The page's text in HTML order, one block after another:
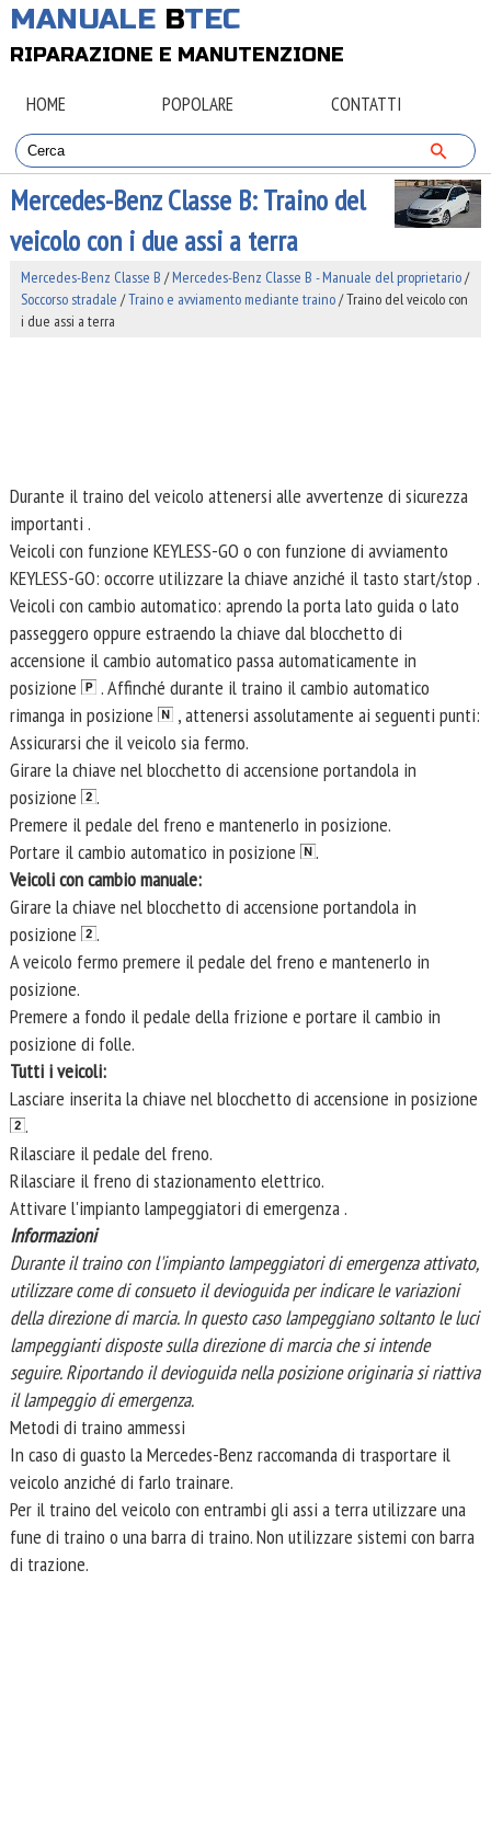
MANUALE BTEC
RIPARAZIONE E MANUTENZIONE
HOME POPOLARE CONTATTI
Mercedes-Benz Classe B: Traino del
veicolo con i due assi a terra
Mercedes-Benz Classe B /Mercedes-Benz Classe B - Manuale del proprietario/
Soccorso stradale /Traino e avviamento mediante traino/ Traino del veicolo con
i due assi a terra
Durante il traino del veicolo attenersi alle avvertenze di sicurezza
importanti .
Veicoli con funzione KEYLESS-GO o con funzione di avviamento
KEYLESS-GO: occorre utilizzare la chiave anziché il tasto start/stop .
Veicoli con cambio automatico: aprendo la porta lato guida o lato
passeggero oppure estraendo la chiave dal blocchetto di
accensione il cambio automatico passa automaticamente in
posizione
. Affinché durante il traino il cambio automatico
rimanga in posizione
, attenersi assolutamente ai seguenti punti:
Assicurarsi che il veicolo sia fermo.
Girare la chiave nel blocchetto di accensione portandola in
posizione
.
Premere il pedale del freno e mantenerlo in posizione.
Portare il cambio automatico in posizione
.
Veicoli con cambio manuale:
Girare la chiave nel blocchetto di accensione portandola in
posizione
.
A veicolo fermo premere il pedale del freno e mantenerlo in
posizione.
Premere a fondo il pedale della frizione e portare il cambio in
posizione di folle.
Tutti i veicoli:
Lasciare inserita la chiave nel blocchetto di accensione in posizione
.
Rilasciare il pedale del freno.
Rilasciare il freno di stazionamento elettrico.
Attivare l'impianto lampeggiatori di emergenza .
Informazioni
Durante il traino con l'impianto lampeggiatori di emergenza attivato,
utilizzare come di consueto il devioguida per indicare le variazioni
della direzione di marcia. In questo caso lampeggiano soltanto le luci
lampeggianti disposte sulla direzione di marcia che si intende
seguire. Riportando il devioguida nella posizione originaria si riattiva
il lampeggio di emergenza.
Metodi di traino ammessi
In caso di guasto la Mercedes-Benz raccomanda di trasportare il
veicolo anziché di farlo trainare.
Per il traino del veicolo con entrambi gli assi a terra utilizzare una
fune di traino o una barra di traino. Non utilizzare sistemi con barra
di trazione.